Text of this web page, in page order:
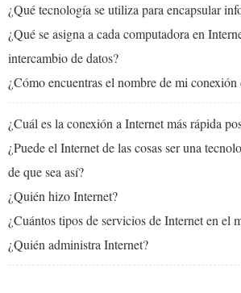
¿Qué tecnología se utiliza para encapsular
¿Qué se asigna a cada computadora en
intercambio de datos?
¿Cómo encuentras el nombre de mi conexión
¿Cuál es la conexión a Internet más rápida
¿Puede el Internet de las cosas ser una
de que sea así?
¿Quién hizo Internet?
¿Cuántos tipos de servicios de Internet en el
¿Quién administra Internet?